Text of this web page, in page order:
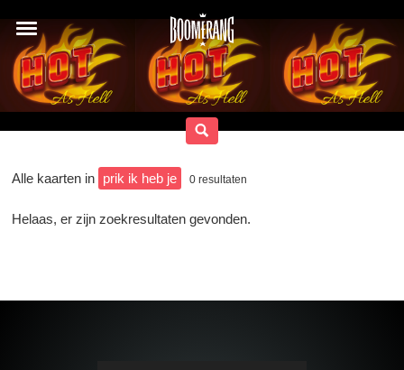
Alle kaarten in prik ik heb je 0 resultaten
Helaas, er zijn zoekresultaten gevonden.